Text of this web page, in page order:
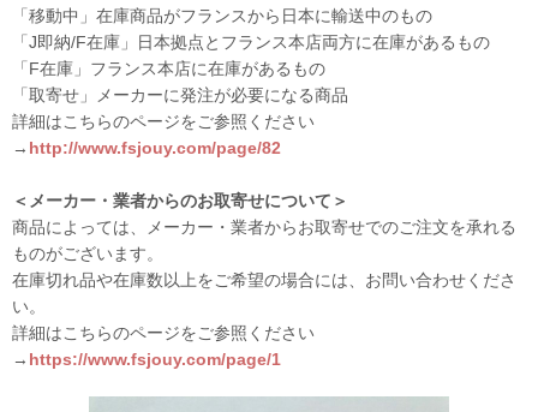
「移動中」在庫商品がフランスから日本に輸送中のもの
「J即納/F在庫」日本拠点とフランス本店両方に在庫があるもの
「F在庫」フランス本店に在庫があるもの
「取寄せ」メーカーに発注が必要になる商品
詳細はこちらのページをご参照ください
→ http://www.fsjouy.com/page/82
＜メーカー・業者からのお取寄せについて＞
商品によっては、メーカー・業者からお取寄せでのご注文を承れる
ものがございます。
在庫切れ品や在庫数以上をご希望の場合には、お問い合わせくださ
い。
詳細はこちらのページをご参照ください
→ https://www.fsjouy.com/page/1